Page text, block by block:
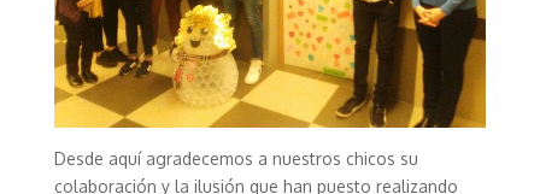
Desde aquí agradecemos a nuestros chicos su
colaboración y la ilusión que han puesto realizando